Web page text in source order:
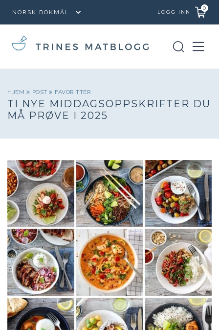
LOGG INN
0
HJEM POST FAVORITTER
TI NYE MIDDAGSOPPSKRIFTER DU
MÅ PRØVE I 2025